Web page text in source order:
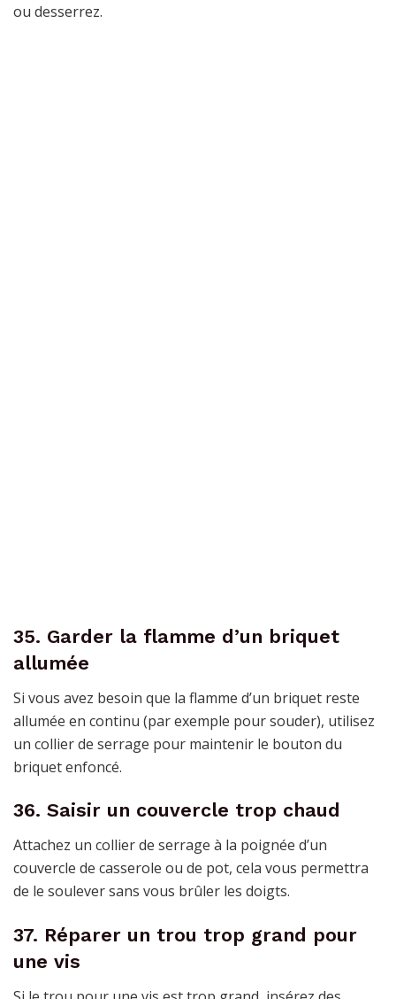
ou desserrez.
35. Garder la flamme d’un briquet
allumée
Si vous avez besoin que la flamme d’un briquet reste
allumée en continu (par exemple pour souder), utilisez
un collier de serrage pour maintenir le bouton du
briquet enfoncé.
36. Saisir un couvercle trop chaud
Attachez un collier de serrage à la poignée d’un
couvercle de casserole ou de pot, cela vous permettra
de le soulever sans vous brûler les doigts.
37. Réparer un trou trop grand pour
une vis